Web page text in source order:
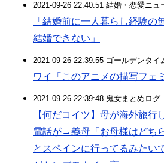
2021-09-26 22:40:51 結婚・恋愛ニュ
「結婚前に一人暮らし経験の
結婚できない」
2021-09-26 22:39:55 ゴールデンタイ
ワイ「このアニメの描写フェ
2021-09-26 22:39:48 鬼女まとめロ
【何だコイツ】母が海外旅行
電話が→義母「お母様はどち
とスペインに行ってるみた